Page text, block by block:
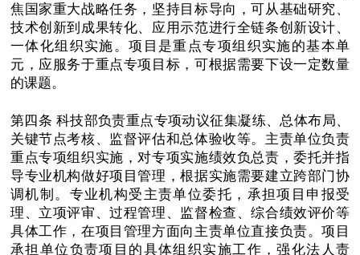
焦国家重大战略任务，坚持目标导向，可从基础研究、
技术创新到成果转化、应用示范进行全链条创新设计、
一体化组织实施。项目是重点专项组织实施的基本单
元，应服务于重点专项目标，可根据需要下设一定数量
的课题。
第四条 科技部负责重点专项动议征集凝练、总体布局、
关键节点考核、监督评估和总体验收等。主责单位负责
重点专项组织实施，对专项实施绩效负总责，委托并指
导专业机构做好项目管理，根据实施需要建立跨部门协
调机制。专业机构受主责单位委托，承担项目申报受
理、立项评审、过程管理、监督检查、综合绩效评价等
具体工作，在项目管理方面向主责单位直接负责。项目
承担单位负责项目的具体组织实施工作，强化法人责